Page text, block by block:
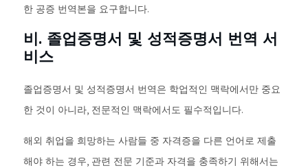
한 공증 번역본을 요구합니다.
비. 졸업증명서 및 성적증명서 번역 서
비스
졸업증명서 및 성적증명서 번역은 학업적인 맥락에서만 중요
한 것이 아니라, 전문적인 맥락에서도 필수적입니다.
해외 취업을 희망하는 사람들 중 자격증을 다른 언어로 제출
해야 하는 경우, 관련 전문 기준과 자격을 충족하기 위해서는